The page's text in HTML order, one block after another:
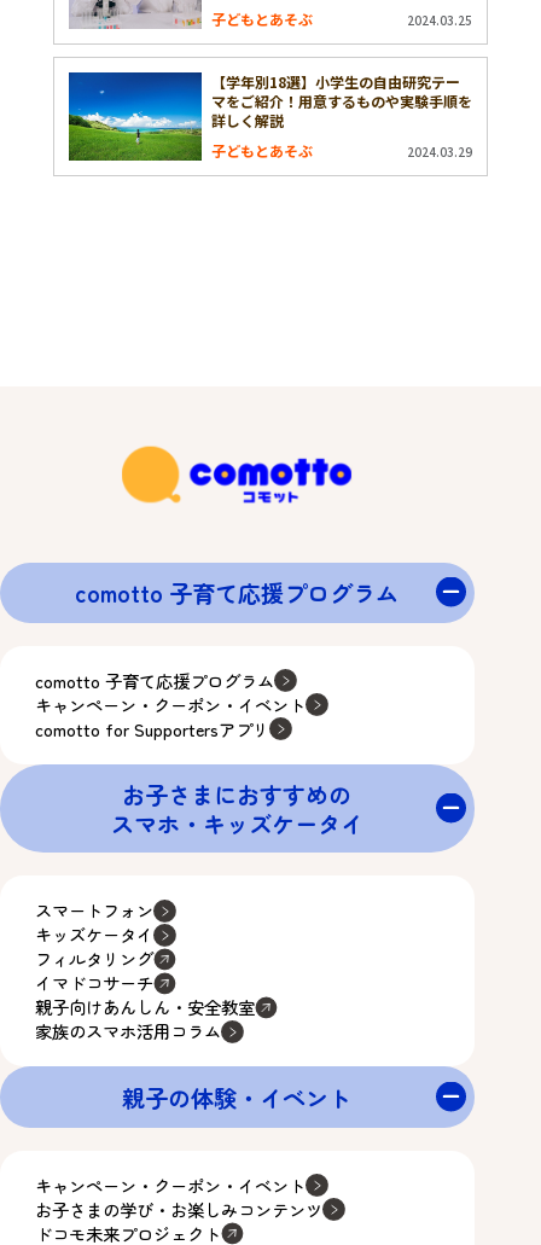
子どもとあそぶ
2024.03.25
【学年別18選】小学生の自由研究テー
マをご紹介！用意するものや実験手順を
詳しく解説
子どもとあそぶ
2024.03.29
comotto 子育て応援プログラム
comotto 子育て応援プログラム
キャンペーン・クーポン・イベント
comotto for Supportersアプリ
お子さまにおすすめの
スマホ・キッズケータイ
スマートフォン
キッズケータイ
フィルタリング
イマドコサーチ
親子向けあんしん・安全教室
家族のスマホ活用コラム
親子の体験・イベント
キャンペーン・クーポン・イベント
お子さまの学び・お楽しみコンテンツ
ドコモ未来プロジェクト